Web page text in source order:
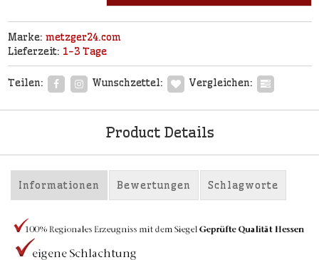
Marke: metzger24.com
Lieferzeit: 1-3 Tage
Teilen: Wunschzettel: Vergleichen:
Product Details
Informationen Bewertungen Schlagworte